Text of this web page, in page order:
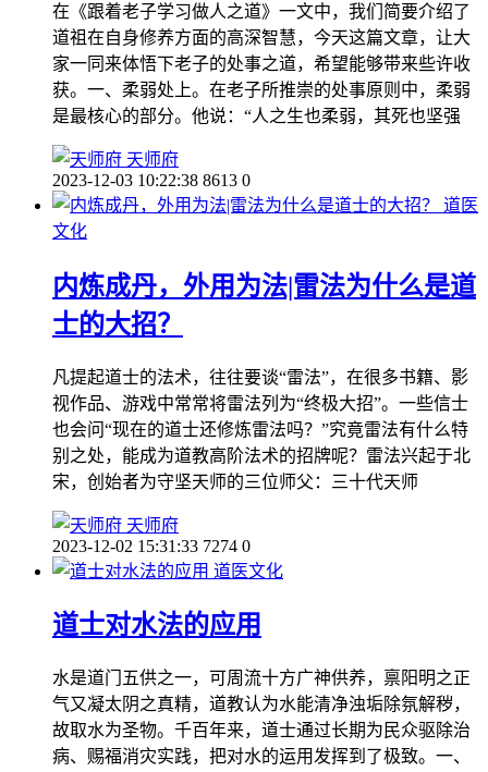
在《跟着老子学习做人之道》一文中，我们简要介绍了
道祖在自身修养方面的高深智慧，今天这篇文章，让大
家一同来体悟下老子的处事之道，希望能够带来些许收
获。一、柔弱处上。在老子所推崇的处事原则中，柔弱
是最核心的部分。他说：“人之生也柔弱，其死也坚强
天师府
2023-12-03 10:22:38 8613 0
道医
文化
内炼成丹，外用为法|雷法为什么是道
士的大招？
凡提起道士的法术，往往要谈“雷法”，在很多书籍、影
视作品、游戏中常常将雷法列为“终极大招”。一些信士
也会问“现在的道士还修炼雷法吗？”究竟雷法有什么特
别之处，能成为道教高阶法术的招牌呢？雷法兴起于北
宋，创始者为守坚天师的三位师父：三十代天师
天师府
2023-12-02 15:31:33 7274 0
道医文化
道士对水法的应用
水是道门五供之一，可周流十方广神供养，禀阳明之正
气又凝太阴之真精，道教认为水能清净浊垢除氛解秽，
故取水为圣物。千百年来，道士通过长期为民众驱除治
病、赐福消灾实践，把对水的运用发挥到了极致。一、